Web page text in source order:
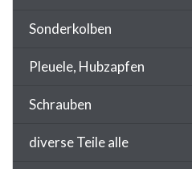
Sonderkolben
Pleuele, Hubzapfen
Schrauben
diverse Teile alle